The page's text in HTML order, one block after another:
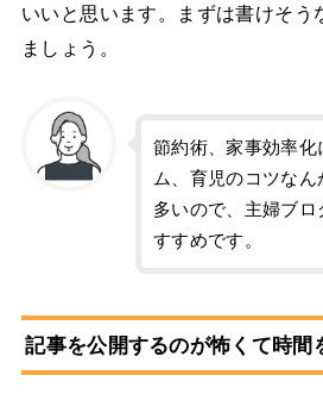
いいと思います。まずは書けそう
ましょう。
節約術、家事効率化
ム、育児のコツな
多いので、主婦ブ
すすめです。
記事を公開するのが怖くて時間